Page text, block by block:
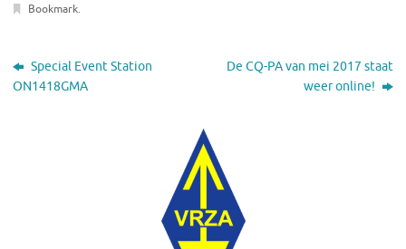
Bookmark.
Special Event Station
ON1418GMA
De CQ-PA van mei 2017 staat
weer online!